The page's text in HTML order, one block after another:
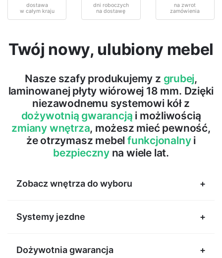
dostawa
w całym kraju
dni roboczych
na dostawę
na zwrot
zamówienia
Twój nowy, ulubiony mebel
Nasze szafy produkujemy z grubej,
laminowanej płyty wiórowej 18 mm. Dzięki
niezawodnemu systemowi kół z
dożywotnią gwarancją i możliwością
zmiany wnętrza, możesz mieć pewność,
że otrzymasz mebel funkcjonalny i
bezpieczny na wiele lat.
Zobacz wnętrza do wyboru
Systemy jezdne
Systemy do zadań specjalnych.
Dożywotnia gwarancja